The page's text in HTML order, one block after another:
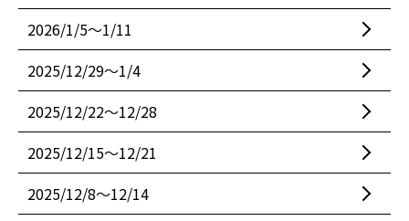
2026/1/5〜1/11
2025/12/29〜1/4
2025/12/22〜12/28
2025/12/15〜12/21
2025/12/8〜12/14